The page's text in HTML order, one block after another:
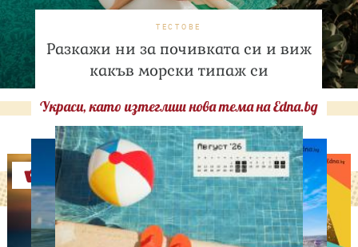
ТЕСТОВЕ
Разкажи ни за почивката си и виж
какъв морски типаж си
Украси, като изтеглиш нова тема на Edna.bg
Оферти
ИЗВЕСТНИ